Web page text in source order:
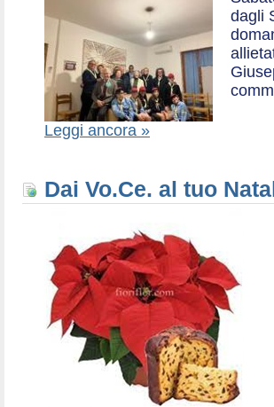
dagli
Leggi ancora »
Dai Vo.Ce. al tuo